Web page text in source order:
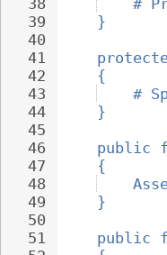
38
39
40
41
42
43
44
45
46
47
48
49
50
51
#
}
{
#
}
public
{
}
public